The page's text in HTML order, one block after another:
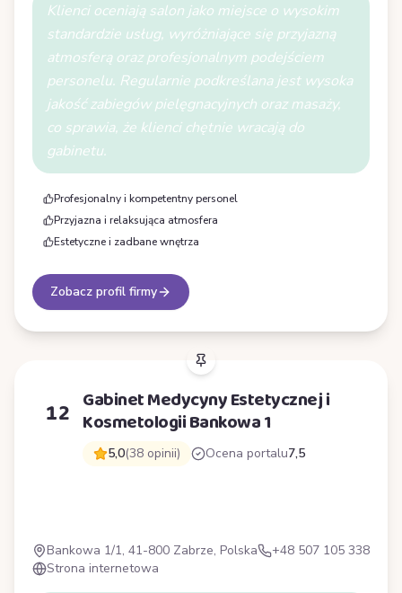
Klienci oceniają salon jako miejsce o wysokim
standardzie usług, wyróżniające się przyjazną
atmosferą oraz profesjonalnym podejściem
personelu. Regularnie podkreślana jest wysoka
jakość zabiegów pielęgnacyjnych oraz masaży,
co sprawia, że klienci chętnie wracają do
gabinetu.
Profesjonalny i kompetentny personel
Przyjazna i relaksująca atmosfera
Estetyczne i zadbane wnętrza
Zobacz profil firmy
12 Gabinet Medycyny Estetycznej i
Kosmetologii Bankowa 1
5,0(38 opinii) Ocena portalu7,5
Bankowa 1/1, 41-800 Zabrze, Polska
+48 507 105 338
Strona internetowa